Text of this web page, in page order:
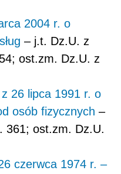
2004 r. o
– j.t. Dz.U. z
ost.zm. Dz.U. z
26 lipca 1991 r. o
osób fizycznych –
361; ost.zm. Dz.U.
czerwca 1974 r. –